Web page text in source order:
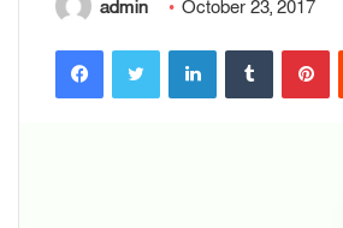
admin October 23, 2017